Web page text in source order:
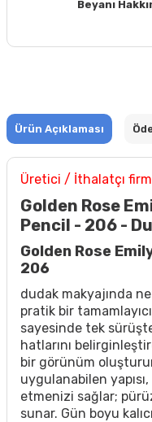
Beyanı
Ürün Açıklaması
Üretici / İthalatçı
Golden Rose
Pencil - 206 -
Golden Rose
206
dudak makyajında
pratik bir
sayesinde tek
hatlarını
bir görünüm
uygulanabilen
etmenizi sağlar;
sunar. Gün boyu